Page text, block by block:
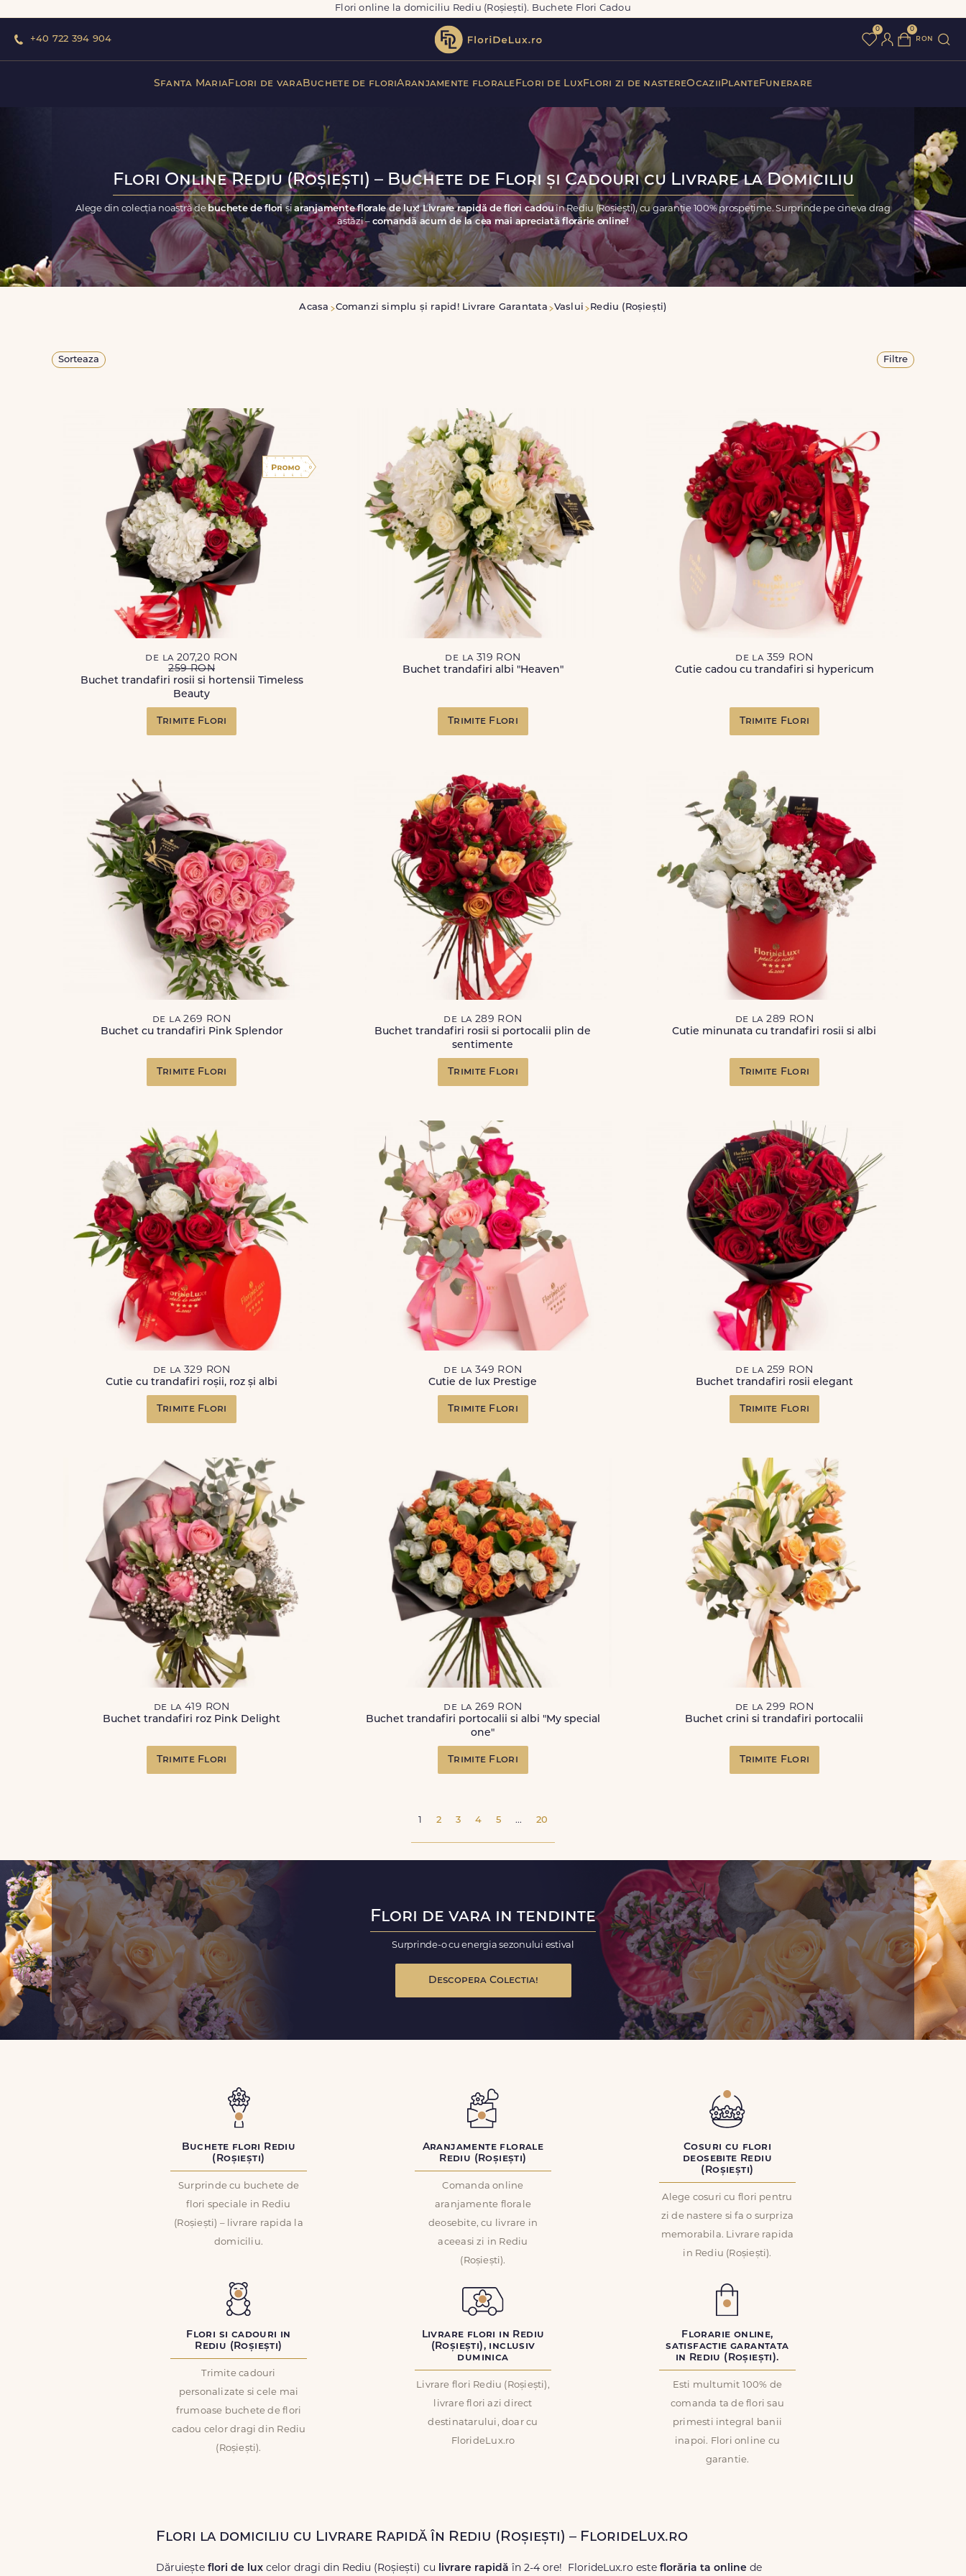
Flori online la domiciliu Rediu (Roșiești). Buchete Flori Cadou
+40 722 394 904
0 0
ron
Sfanta MariaFlori de varaBuchete de floriAranjamente florale Flori de LuxFlori zi de nastereOcazii PlanteFunerare
Flori Online Rediu (Roșiești) – Buchete de Flori și Cadouri cu Livrare la Domiciliu
Alege din colecția noastră de buchete de florișiaranjamente florale de lux! Livrare rapidă de flori cadou în Rediu (Roșiești), cu garanție 100% prospețime. Surprinde pe cineva drag
astăzi – comandă acum de la cea mai apreciată florărie online!
Acasa Comanzi simplu și rapid! Livrare Garantata Vaslui Rediu (Roșiești)
Sorteaza Filtre
de la 207,20 RON
259 RON
Buchet trandafiri rosii si hortensii Timeless
Beauty
Trimite Flori
de la 319 RON
Buchet trandafiri albi "Heaven"
Trimite Flori
de la 359 RON
Cutie cadou cu trandafiri si hypericum
Trimite Flori
de la 269 RON
Buchet cu trandafiri Pink Splendor
Trimite Flori
de la 289 RON
Buchet trandafiri rosii si portocalii plin de
sentimente
Trimite Flori
de la 289 RON
Cutie minunata cu trandafiri rosii si albi
Trimite Flori
de la 329 RON
Cutie cu trandafiri roșii, roz și albi
Trimite Flori
de la 349 RON
Cutie de lux Prestige
Trimite Flori
de la 259 RON
Buchet trandafiri rosii elegant
Trimite Flori
de la 419 RON
Buchet trandafiri roz Pink Delight
Trimite Flori
de la 269 RON
Buchet trandafiri portocalii si albi "My special
one"
Trimite Flori
de la 299 RON
Buchet crini si trandafiri portocalii
Trimite Flori
1 2 3 4 5 ... 20
Flori de vara in tendinte
Surprinde-o cu energia sezonului estival
Descopera Colectia!
Buchete flori Rediu
(Roșiești)
Surprinde cu buchete de
flori speciale in Rediu
(Roșiești) – livrare rapida la
domiciliu.
Aranjamente florale
Rediu (Roșiești)
Comanda online
aranjamente florale
deosebite, cu livrare in
aceeasi zi in Rediu
(Roșiești).
Cosuri cu flori
deosebite Rediu
(Roșiești)
Alege cosuri cu flori pentru
zi de nastere si fa o surpriza
memorabila. Livrare rapida
in Rediu (Roșiești).
Flori si cadouri in
Rediu (Roșiești)
Trimite cadouri
personalizate si cele mai
frumoase buchete de flori
cadou celor dragi din Rediu
(Roșiești).
Livrare flori in Rediu
(Roșiești), inclusiv
duminica
Livrare flori Rediu (Roșiești),
livrare flori azi direct
destinatarului, doar cu
FlorideLux.ro
Florarie online,
satisfactie garantata
in Rediu (Roșiești).
Esti multumit 100% de
comanda ta de flori sau
primesti integral banii
inapoi. Flori online cu
garantie.
Flori la domiciliu cu Livrare Rapidă în Rediu (Roșiești) – FlorideLux.ro
Dăruiește flori de lux celor dragi din Rediu (Roșiești) cu livrare rapidă în 2-4 ore! FlorideLux.ro este florăria ta online de